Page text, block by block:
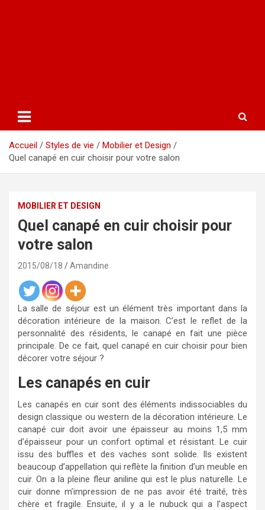
Accueil Styles de vie
Mobilier et Design
Quel canapé en cuir choisir pour votre salon
MOBILIER ET DESIGN
Quel canapé en cuir choisir pour
votre salon
2015/08/18 Amandine
La salle de séjour est un élément très important dans la
décoration intérieure de la maison. C’est le reflet de la
personnalité des résidents, le canapé en fait une pièce
principale. De ce fait, quel canapé en cuir choisir pour bien
décorer votre séjour ?
Les canapés en cuir
Les canapés en cuir sont des éléments indissociables du
design classique ou western de la décoration intérieure. Le
canapé cuir doit avoir une épaisseur au moins 1,5 mm
d’épaisseur pour un confort optimal et résistant. Le cuir
issu des buffles et des vaches sont solide. Ils existent
beaucoup d’appellation qui reflète la finition d’un meuble en
cuir. On a la pleine fleur aniline qui est le plus naturelle. Le
cuir donne m’impression de ne pas avoir été traité, très
chère et fragile. Ensuite, il y a le nubuck qui a l’aspect